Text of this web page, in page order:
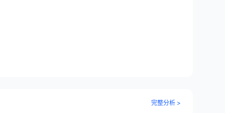
完整分析 >